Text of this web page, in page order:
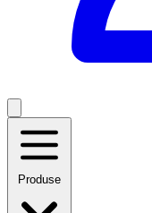
Produse